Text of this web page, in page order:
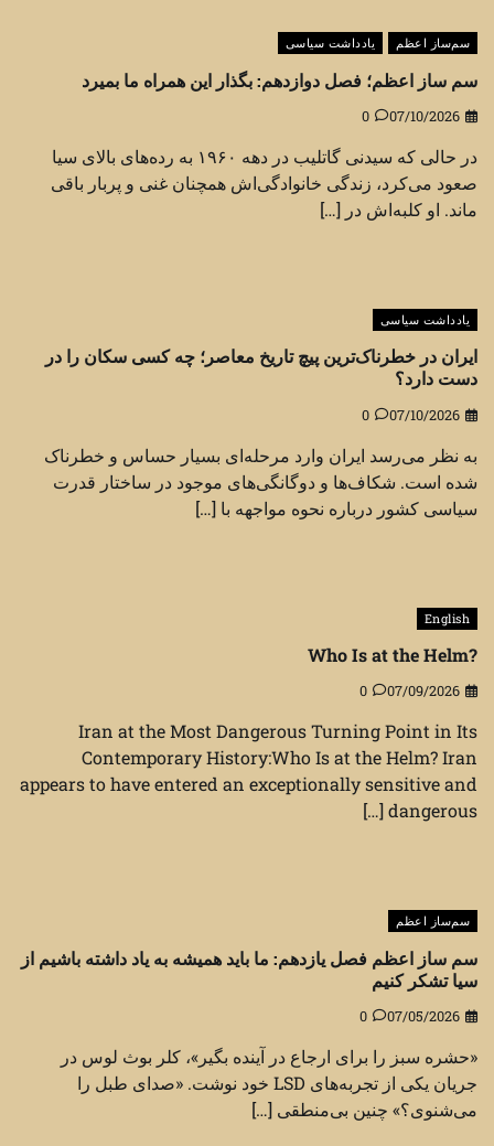
سم‌ساز اعظم یادداشت سیاسی
سم ساز اعظم؛ فصل دوازدهم: بگذار این همراه ما بمیرد
07/10/2026
0
در حالی که سیدنی گاتلیب در دهه ۱۹۶۰ به رده‌های بالای سیا
صعود می‌کرد، زندگی خانوادگی‌اش همچنان غنی و پربار باقی
ماند. او کلبه‌اش در […]
یادداشت سیاسی
ایران در خطرناک‌ترین پیچ تاریخ معاصر؛ چه کسی سکان را در
دست دارد؟
07/10/2026
0
به نظر می‌رسد ایران وارد مرحله‌ای بسیار حساس و خطرناک
شده است. شکاف‌ها و دوگانگی‌های موجود در ساختار قدرت
سیاسی کشور درباره نحوه مواجهه با […]
English
Who Is at the Helm?
07/09/2026
0
Iran at the Most Dangerous Turning Point in Its
Contemporary History:Who Is at the Helm? Iran
appears to have entered an exceptionally sensitive and
dangerous […]
سم‌ساز اعظم
سم ساز اعظم فصل یازدهم: ما باید همیشه به یاد داشته باشیم از
سیا تشکر کنیم
07/05/2026
0
«حشره سبز را برای ارجاع در آینده بگیر»، کلر بوث لوس در
جریان یکی از تجربه‌های LSD خود نوشت. «صدای طبل را
می‌شنوی؟» چنین بی‌منطقی […]